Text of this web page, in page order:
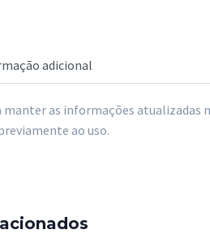
adicional
as informações atualizadas
ao uso.